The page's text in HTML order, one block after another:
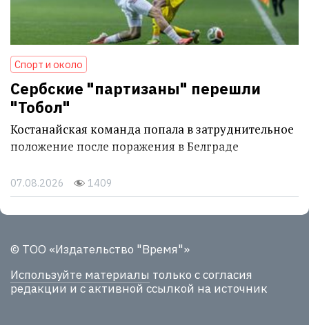
Спорт и около
Сербские "партизаны" перешли
"Тобол"
Костанайская команда попала в затруднительное
положение после поражения в Белграде
07.08.2026 1409
© ТОО «Издательство "Время"»
Используйте материалы только с согласия
редакции и с активной ссылкой на источник